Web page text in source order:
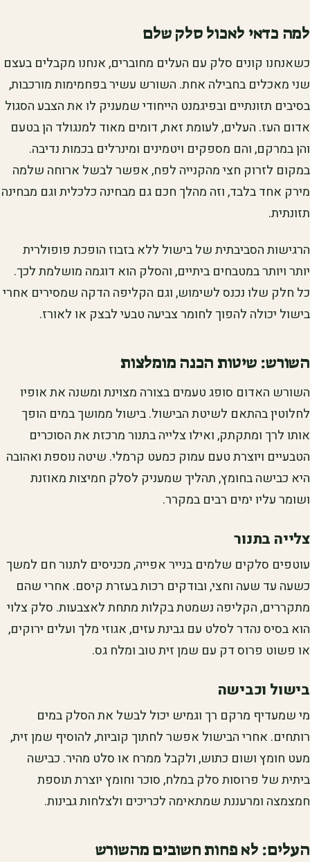
למה כדאי לאכול סלק שלם
כשאנחנו קונים סלק עם העלים מחוברים, אנחנו מקבלים בעצם
שני מאכלים בחבילה אחת. השורש עשיר בפחמימות מורכבות,
בסיבים תזונתיים ובפיגמנט הייחודי שמעניק לו את הצבע הסגול
אדום העז. העלים, לעומת זאת, דומים מאוד למנגולד הן בטעם
והן במרקם, והם מספקים ויטמינים ומינרלים בכמות נדיבה.
במקום לזרוק חצי מהקנייה לפח, אפשר לבשל ארוחה שלמה
מירק אחד בלבד, וזה מהלך חכם גם מבחינה כלכלית וגם מבחינה
תזונתית.
הרגישות הסביבתית של בישול ללא בזבוז הופכת פופולרית
יותר ויותר במטבחים ביתיים, והסלק הוא דוגמה מושלמת לכך.
כל חלק שלו נכנס לשימוש, וגם הקליפה הדקה שמסירים אחרי
בישול יכולה להפוך לחומר צביעה טבעי לבצק או לאורז.
השורש: שיטות הכנה מומלצות
השורש האדום סופג טעמים בצורה מצוינת ומשנה את אופיו
לחלוטין בהתאם לשיטת הבישול. בישול ממושך במים הופך
אותו לרך ומתקתק, ואילו צלייה בתנור מרכזת את הסוכרים
הטבעיים ויוצרת טעם עמוק כמעט קרמלי. שיטה נוספת ואהובה
היא כבישה בחומץ, תהליך שמעניק לסלק חמיצות מאוזנת
ושומר עליו ימים רבים במקרר.
צלייה בתנור
עוטפים סלקים שלמים בנייר אפייה, מכניסים לתנור חם למשך
כשעה עד שעה וחצי, ובודקים רכות בעזרת קיסם. אחרי שהם
מתקררים, הקליפה נשמטת בקלות מתחת לאצבעות. סלק צלוי
הוא בסיס נהדר לסלט עם גבינת עזים, אגוזי מלך ועלים ירוקים,
או פשוט פרוס דק עם שמן זית טוב ומלח גס.
בישול וכבישה
מי שמעדיף מרקם רך וגמיש יכול לבשל את הסלק במים
רותחים. אחרי הבישול אפשר לחתוך קוביות, להוסיף שמן זית,
מעט חומץ ושום כתוש, ולקבל ממרח או סלט מהיר. כבישה
ביתית של פרוסות סלק במלח, סוכר וחומץ יוצרת תוספת
חמצמצה ומרעננת שמתאימה לכריכים ולצלחות גבינות.
העלים: לא פחות חשובים מהשורש